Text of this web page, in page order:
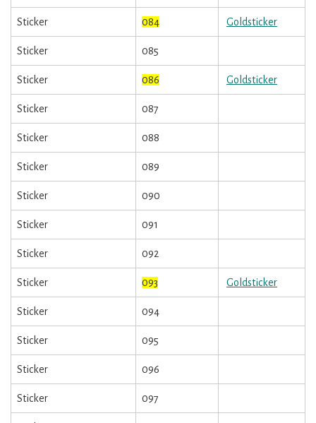
Sticker 084 Goldsticker
Sticker 085
Sticker 086 Goldsticker
Sticker 087
Sticker 088
Sticker 089
Sticker 090
Sticker 091
Sticker 092
Sticker 093 Goldsticker
Sticker 094
Sticker 095
Sticker 096
Sticker 097